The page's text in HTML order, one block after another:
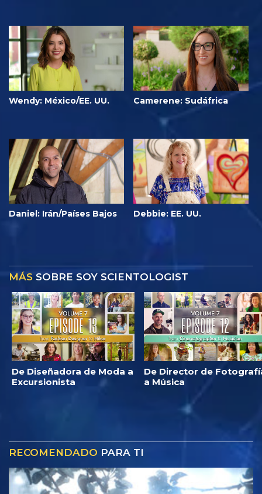
Wendy: México/EE. UU. Camerene: Sudáfrica
Daniel: Irán/Países Bajos Debbie: EE. UU.
MÁSSOBRE SOY SCIENTOLOGIST
De Diseñadora de Moda a
Excursionista
De Director de
a Música
RECOMENDADO PARA TI